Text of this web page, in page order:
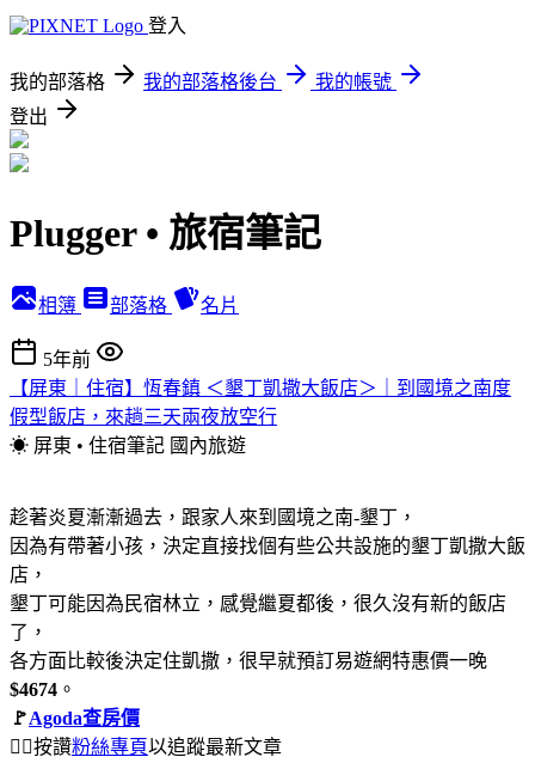
登入
我的部落格 我的部落格後台
我的帳號
登出
Plugger • 旅宿筆記
相簿 部落格 名片
5年前
【屏東｜住宿】恆春鎮 ＜墾丁凱撒大飯店＞｜到國境之南度
假型飯店，來趟三天兩夜放空行
☀ 屏東 • 住宿筆記 國內旅遊
趁著炎夏漸漸過去，跟家人來到國境之南-墾丁，
因為有帶著小孩，決定直接找個有些公共設施的墾丁凱撒大飯
店，
墾丁可能因為民宿林立，感覺繼夏都後，很久沒有新的飯店
了，
各方面比較後決定住凱撒，很早就預訂易遊網特惠價一晚
$4674 。
🚩Agoda查房價
👍🏻按讚粉絲專頁以追蹤最新文章